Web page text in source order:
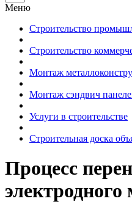
Меню
Строительство
Строительство
Монтаж
Монтаж сэндвич
Услуги в строительстве
Строительная доска
Процесс
электродного